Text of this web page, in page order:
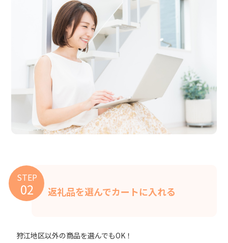
STEP
02 返礼品を選んでカートに入れる
狩江地区以外の商品を選んでもOK！